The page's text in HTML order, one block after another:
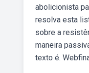
abolicionista
resolva esta
sobre a
maneira
texto é.